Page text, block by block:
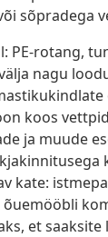
sõpradega
PE-rotang,
nagu
koos
ja muude
kate:
et